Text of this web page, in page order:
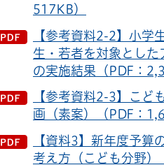
517KB）
【参考資料2-2】小学
生・若者を対象とした
の実施結果（PDF：
【参考資料2-3】こど
画（素案）（PDF：
【資料3】新年度予算
考え方（こども分野）